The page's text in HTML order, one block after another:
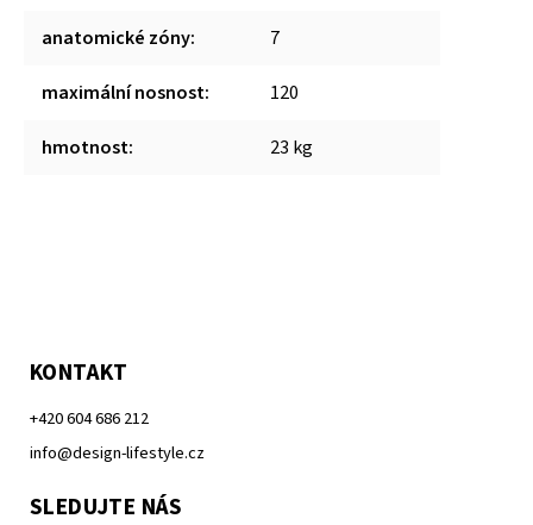
anatomické zóny: 7
maximální nosnost: 120
hmotnost: 23 kg
KONTAKT
+420 604 686 212
info@design-lifestyle.cz
SLEDUJTE NÁS